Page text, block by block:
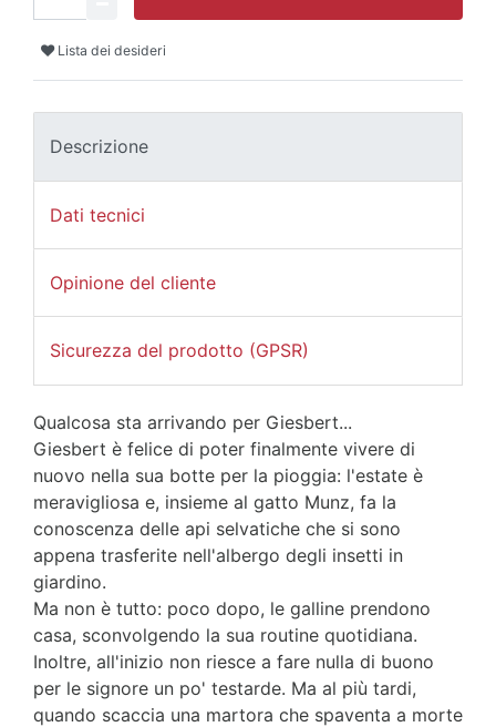
Lista dei desideri
Descrizione
Dati tecnici
Opinione del cliente
Sicurezza del prodotto (GPSR)
Qualcosa sta arrivando per Giesbert...
Giesbert è felice di poter finalmente vivere di
nuovo nella sua botte per la pioggia: l'estate è
meravigliosa e, insieme al gatto Munz, fa la
conoscenza delle api selvatiche che si sono
appena trasferite nell'albergo degli insetti in
giardino.
Ma non è tutto: poco dopo, le galline prendono
casa, sconvolgendo la sua routine quotidiana.
Inoltre, all'inizio non riesce a fare nulla di buono
per le signore un po' testarde. Ma al più tardi,
quando scaccia una martora che spaventa a morte